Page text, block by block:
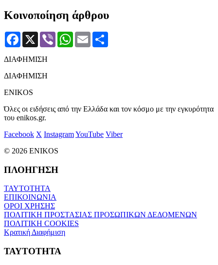
Κοινοποίηση άρθρου
Facebook
X Viber WhatsApp
Email
ΔΙΑΦΗΜΙΣΗ
ΔΙΑΦΗΜΙΣΗ
ENIKOS
Όλες οι ειδήσεις από την Ελλάδα και τον κόσμο με την εγκυρότητα
του enikos.gr.
Facebook X InstagramYouTube Viber
© 2026 ENIKOS
ΠΛΟΗΓΗΣΗ
ΤΑΥΤΟΤΗΤΑ
ΕΠΙΚΟΙΝΩΝΙΑ
ΟΡΟΙ ΧΡΗΣΗΣ
ΠΟΛΙΤΙΚΗ ΠΡΟΣΤΑΣΙΑΣ ΠΡΟΣΩΠΙΚΩΝ ΔΕΔΟΜΕΝΩΝ
ΠΟΛΙΤΙΚΗ COOKIES
Κρατική Διαφήμιση
ΤΑΥΤΟΤΗΤΑ